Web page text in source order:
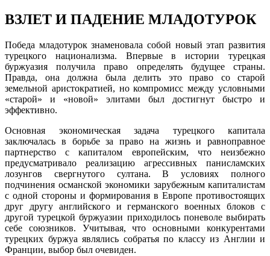
ВЗЛЕТ И ПАДЕНИЕ МЛАДОТУРОК
Победа младотурок знаменовала собой новый этап развития
турецкого национализма. Впервые в истории турецкая
буржуазия получила право определять будущее страны.
Правда, она должна была делить это право со старой
земельной аристократией, но компромисс между условными
«старой» и «новой» элитами был достигнут быстро и
эффективно.
Основная экономическая задача турецкого капитала
заключалась в борьбе за право на жизнь и равноправное
партнерство с капиталом европейским, что неизбежно
предусматривало реализацию агрессивных панисламских
лозунгов свергнутого султана. В условиях полного
подчинения османской экономики зарубежным капиталистам
с одной стороны и формирования в Европе противостоящих
друг другу английского и германского военных блоков с
другой турецкой буржуазии приходилось поневоле выбирать
себе союзников. Учитывая, что основными конкурентами
турецких буржуа являлись собратья по классу из Англии и
Франции, выбор был очевиден.